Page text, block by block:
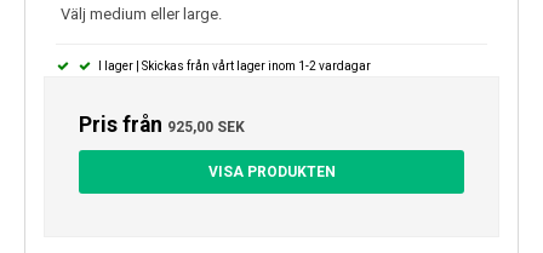
Välj medium eller large.
I lager | Skickas från vårt lager inom 1-2 vardagar
Pris från 925,00 SEK
VISA PRODUKTEN